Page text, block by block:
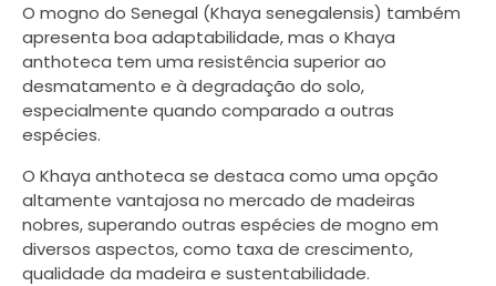
O mogno do Senegal (Khaya senegalensis) também
apresenta boa adaptabilidade, mas o Khaya
anthoteca tem uma resistência superior ao
desmatamento e à degradação do solo,
especialmente quando comparado a outras
espécies.
O Khaya anthoteca se destaca como uma opção
altamente vantajosa no mercado de madeiras
nobres, superando outras espécies de mogno em
diversos aspectos, como taxa de crescimento,
qualidade da madeira e sustentabilidade.